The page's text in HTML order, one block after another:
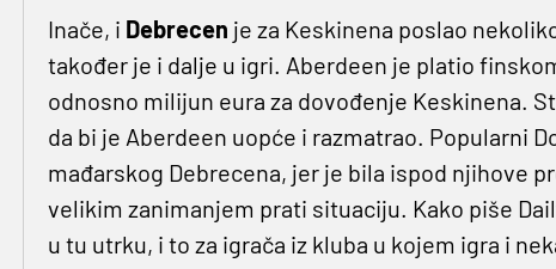
Inače, i Debrecen je za Keskinena poslao
također je i dalje u igri. Aberdeen je platio
odnosno milijun eura za dovođenje Keskinena.
da bi je Aberdeen uopće i razmatrao. Popularni
mađarskog Debrecena, jer je bila ispod njihove
velikim zanimanjem prati situaciju. Kako piše
u tu utrku, i to za igrača iz kluba u kojem igra i